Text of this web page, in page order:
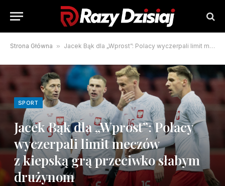
Strona Główna » Jacek Bąk dla „Wprost”: Polacy wyczerpali limit meczów z kiepską grą przeciwko słabym drużynom
SPORT
Jacek Bąk dla „Wprost”: Polacy
wyczerpali limit meczów
z kiepską grą przeciwko słabym
drużynom